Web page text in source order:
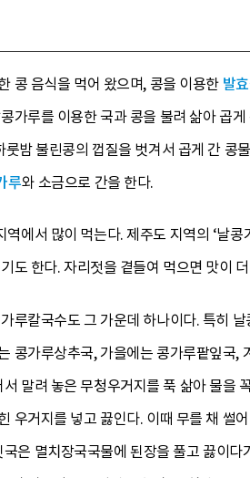
콩 음식을 먹어 왔으며, 콩을 이용한 발
가루를 이용한 국과 콩을 불려 삶아 곱
밤 불린콩의 껍질을 벗겨서 곱게 간 콩
루와 소금으로 간을 한다.
에서 많이 먹는다. 제주도 지역의 ‘날
도 한다. 자리젓을 곁들여 먹으면 맛이
루칼국수도 그 가운데 하나이다. 특히
콩가루상추국, 가을에는 콩가루팥잎국,
말려 놓은 무청우거지를 푹 삶아 물을
우거지를 넣고 끓인다. 이때 무를 채 썰
은 멸치장국국물에 된장을 풀고 끓이